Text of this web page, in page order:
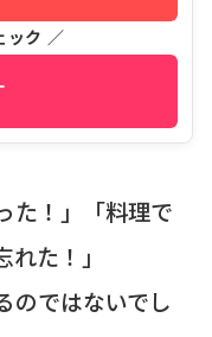
ック ／
た！」「料理で
た！」
のではないでし